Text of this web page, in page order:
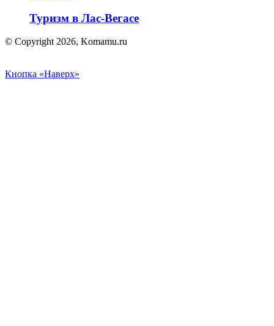
Туризм в Лас-Вегасе
© Copyright 2026, Komamu.ru
Кнопка «Наверх»